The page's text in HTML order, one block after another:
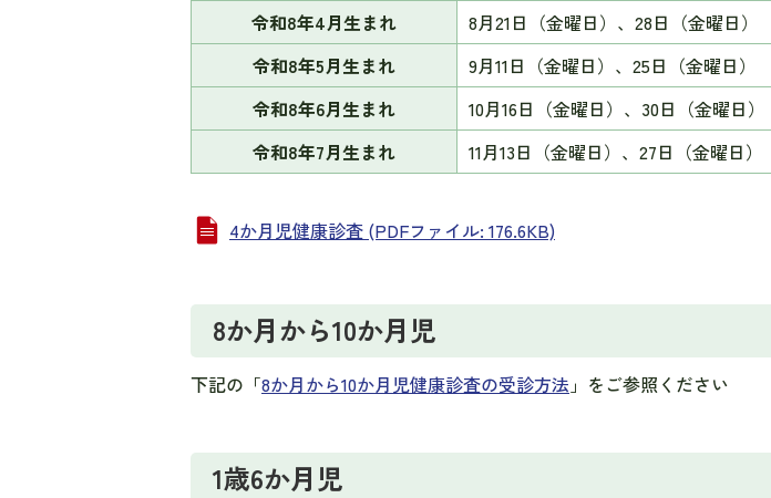
令和8年4月生まれ
8月21日（金曜日）、28日（金曜日）
令和8年5月生まれ
9月11日（金曜日）、25日（金曜日）
令和8年6月生まれ
10月16日（金曜日）、30日（金曜日）
令和8年7月生まれ
11月13日（金曜日）、27日（金曜日）
4か月児健康診査 (PDFファイル: 176.6KB)
8か月から10か月児
下記の「8か月から10か月児健康診査の受診方法 」をご参照ください
1歳6か月児